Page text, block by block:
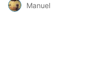
Manuel